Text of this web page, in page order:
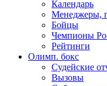
Календарь
Менеджеры,
Бойцы
Чемпионы
Рейтинги
Олимп. бокс
Судейские
Вызовы